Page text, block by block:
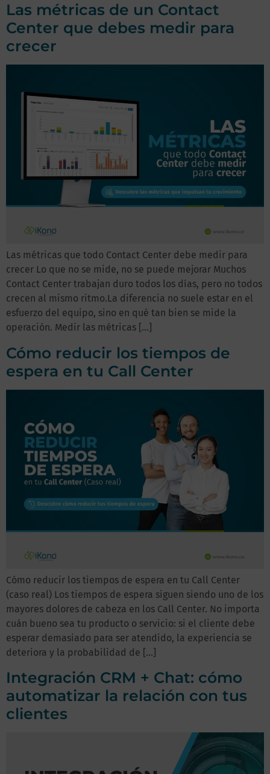
Las métricas de un Contact
Center que debes medir para
crecer
Las métricas que todo Contact Center debe medir para
crecer Lo que no se mide, no se puede mejorar Muchos
Contact Center trabajan duro todos los días, pero no todos
crecen al mismo ritmo.La diferencia no suele estar en el
esfuerzo del equipo, sino en qué tan bien se mide la
operación. Medir las métricas […]
Cómo reducir los tiempos de
espera en tu Call Center
Cómo reducir los tiempos de espera en tu Call Center
(caso real) Los tiempos de espera siguen siendo uno de los
mayores dolores de cabeza en los Call Center. No importa
cuán bueno sea tu producto o servicio: si el cliente debe
esperar demasiado para ser atendido, la experiencia se
deteriora y la probabilidad de […]
Integración CRM + Chat: cómo
automatizar la relación con tus
clientes